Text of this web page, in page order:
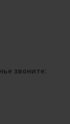
звоните: